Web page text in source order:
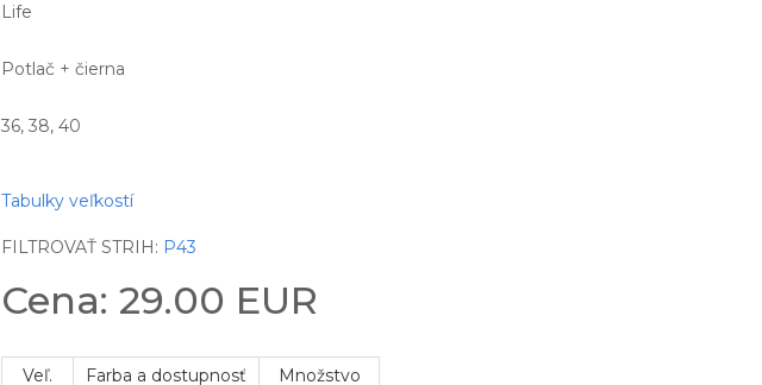
Life
Potlač + čierna
36, 38, 40
Tabulky veľkostí
FILTROVAŤ STRIH: P43
Cena: 29.00 EUR
Veľ. Farba a dostupnosť Množstvo